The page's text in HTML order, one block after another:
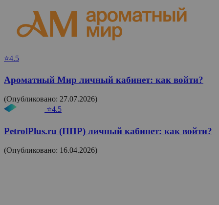
⭐4.5
Ароматный Мир личный кабинет: как войти?
(Опубликовано: 27.07.2026)
⭐4.5
PetrolPlus.ru (ППР) личный кабинет: как войти?
(Опубликовано: 16.04.2026)